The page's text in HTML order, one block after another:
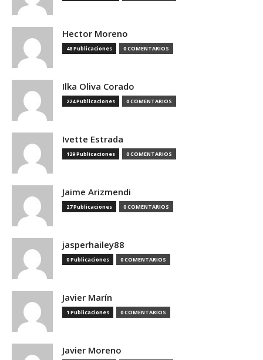
Hector Moreno
48 Publicaciones 0 COMENTARIOS
Ilka Oliva Corado
224 Publicaciones 0 COMENTARIOS
Ivette Estrada
129 Publicaciones 0 COMENTARIOS
Jaime Arizmendi
27 Publicaciones 0 COMENTARIOS
jasperhailey88
0 Publicaciones 0 COMENTARIOS
Javier Marín
1 Publicaciones 0 COMENTARIOS
Javier Moreno